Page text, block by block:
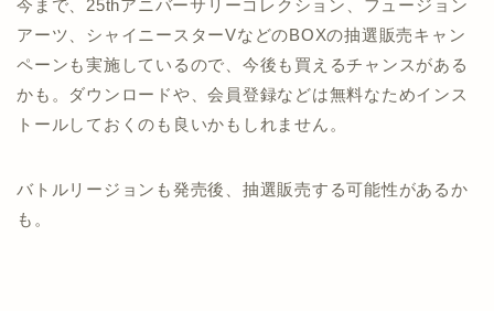
今まで、25thアニバーサリーコレクション、フュージョン
アーツ、シャイニースターVなどのBOXの抽選販売キャン
ペーンも実施しているので、今後も買えるチャンスがある
かも。ダウンロードや、会員登録などは無料なためインス
トールしておくのも良いかもしれません。
バトルリージョンも発売後、抽選販売する可能性があるか
も。